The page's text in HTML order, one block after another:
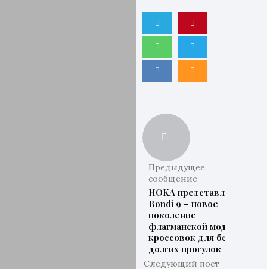
Предыдущее
сообщение
HOKA представляет
Bondi 9 – новое
поколение
флагманской модели
кроссовок для бега и
долгих прогулок
Следующий пост